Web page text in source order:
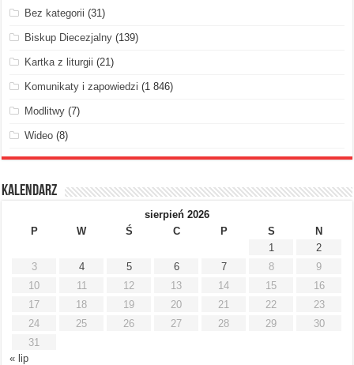
Bez kategorii (31)
Biskup Diecezjalny (139)
Kartka z liturgii (21)
Komunikaty i zapowiedzi (1 846)
Modlitwy (7)
Wideo (8)
Kalendarz
sierpień 2026
P
W Ś C P S
N
1
2
3
4 5 6 7 8
9
10
11 12 13 14 15
16
17
18 19 20 21 22
23
24
25 26 27 28 29
30
31
« lip